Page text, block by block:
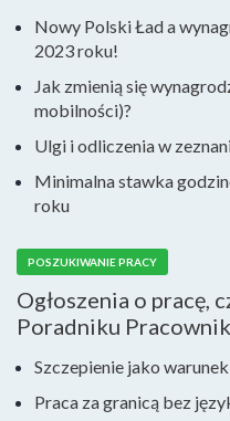
Nowy Polski Ład a
2023 roku!
Jak zmienią się
mobilności)?
Ulgi i odliczenia w
Minimalna stawka
roku
POSZUKIWANIE PRACY
Ogłoszenia o pracę,
Poradniku
Szczepienie jako
Praca za granicą bez